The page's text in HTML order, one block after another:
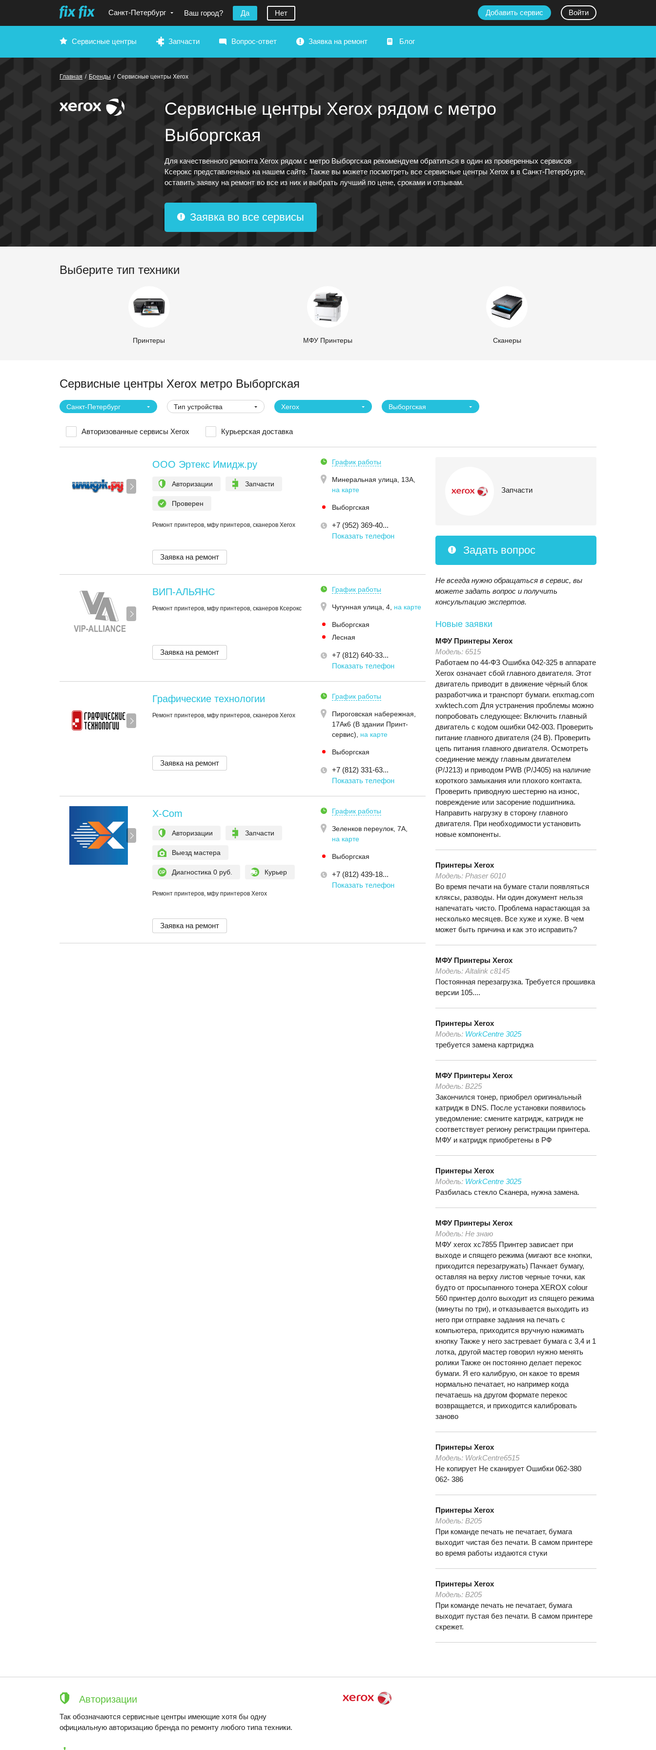
Санкт-Петербург Ваш город? Да Нет Добавить сервис Войти
Сервисные центры Запчасти Вопрос-ответ Заявка на ремонт Блог
Главная / Бренды / Сервисные центры Xerox
Сервисные центры Xerox рядом с метро
Выборгская
Для качественного ремонта Xerox рядом с метро Выборгская рекомендуем обратиться в один из проверенных сервисов
Ксерокс представленных на нашем сайте. Также вы можете посмотреть все сервисные центры Xerox в в Санкт-Петербурге,
оставить заявку на ремонт во все из них и выбрать лучший по цене, сроками и отзывам.
Заявка во все сервисы
Выберите тип техники
Принтеры МФУ Принтеры Сканеры
Сервисные центры Xerox метро Выборгская
Санкт-Петербург Тип устройства Xerox Выборгская
Авторизованные сервисы Xerox Курьерская доставка
ООО Эртекс Имидж.ру
Авторизации Запчасти
Проверен
Ремонт принтеров, мфу принтеров, сканеров Xerox
График работы
Минеральная улица, 13А
на карте
Выборгская
+7 (952) 369-40...
Показать телефон
Заявка на ремонт
ВИП-АЛЬЯНС
Ремонт принтеров, мфу принтеров, сканеров Ксерокс
График работы
Чугунная улица, 4 на карте
Выборгская
Лесная
+7 (812) 640-33...
Показать телефон
Заявка на ремонт
Графические технологии
Ремонт принтеров, мфу принтеров, сканеров Xerox
График работы
Пироговская набережная,
17Ак6 (В здании Принт-
сервис)
на карте
Выборгская
+7 (812) 331-63...
Показать телефон
Заявка на ремонт
X-Com
Авторизации Запчасти
Выезд мастера
Диагностика 0 руб. Курьер
Ремонт принтеров, мфу принтеров Xerox
График работы
Зеленков переулок, 7А
на карте
Выборгская
+7 (812) 439-18...
Показать телефон
Заявка на ремонт
Запчасти
Задать вопрос
Не всегда нужно обращаться в сервис, вы
можете задать вопрос и получить
консультацию экспертов.
Новые заявки
МФУ Принтеры Xerox
Модель: 6515
Работаем по 44-ФЗ Ошибка 042-325 в аппарате
Xerox означает сбой главного двигателя. Этот
двигатель приводит в движение чёрный блок
разработчика и транспорт бумаги. enxmag.com
xwktech.com Для устранения проблемы можно
попробовать следующее: Включить главный
двигатель с кодом ошибки 042-003. Проверить
питание главного двигателя (24 В). Проверить
цепь питания главного двигателя. Осмотреть
соединение между главным двигателем
(P/J213) и приводом PWB (P/J405) на наличие
короткого замыкания или плохого контакта.
Проверить приводную шестерню на износ,
повреждение или засорение подшипника.
Направить нагрузку в сторону главного
двигателя. При необходимости установить
новые компоненты.
Принтеры Xerox
Модель: Phaser 6010
Во время печати на бумаге стали появляться
кляксы, разводы. Ни один документ нельзя
напечатать чисто. Проблема нарастающая за
несколько месяцев. Все хуже и хуже. В чем
может быть причина и как это исправить?
МФУ Принтеры Xerox
Модель: Altalink c8145
Постоянная перезагрузка. Требуется прошивка
версии 105....
Принтеры Xerox
Модель: WorkCentre 3025
требуется замена картриджа
МФУ Принтеры Xerox
Модель: В225
Закончился тонер, приобрел оригинальный
катридж в DNS. После установки появилось
уведомление: смените катридж, катридж не
соответствует региону регистрации принтера.
МФУ и катридж приобретены в РФ
Принтеры Xerox
Модель: WorkCentre 3025
Разбилась стекло Сканера, нужна замена.
МФУ Принтеры Xerox
Модель: Не знаю
МФУ xerox xc7855 Принтер зависает при
выходе и спящего режима (мигают все кнопки,
приходится перезагружать) Пачкает бумагу,
оставляя на верху листов черные точки, как
будто от просыпанного тонера XEROX colour
560 принтер долго выходит из спящего режима
(минуты по три), и отказывается выходить из
него при отправке задания на печать с
компьютера, приходится вручную нажимать
кнопку Также у него застревает бумага с 3,4 и 1
лотка, другой мастер говорил нужно менять
ролики Также он постоянно делает перекос
бумаги. Я его калибрую, он какое то время
нормально печатает, но например когда
печатаешь на другом формате перекос
возвращается, и приходится калибровать
заново
Принтеры Xerox
Модель: WorkCentre6515
Не копирует Не сканирует Ошибки 062-380
062- 386
Принтеры Xerox
Модель: B205
При команде печать не печатает, бумага
выходит чистая без печати. В самом принтере
во время работы издаются стуки
Принтеры Xerox
Модель: B205
При команде печать не печатает, бумага
выходит пустая без печати. В самом принтере
скрежет.
Авторизации
Так обозначаются сервисные центры имеющие хотя бы одну
официальную авторизацию бренда по ремонту любого типа техники.